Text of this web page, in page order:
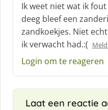
h
r
e
e
:
Ik weet niet wat ik
deeg bleef een
zandkoekjes. Niet
ik verwacht had.:(
Login om te reageren
Laat een reactie